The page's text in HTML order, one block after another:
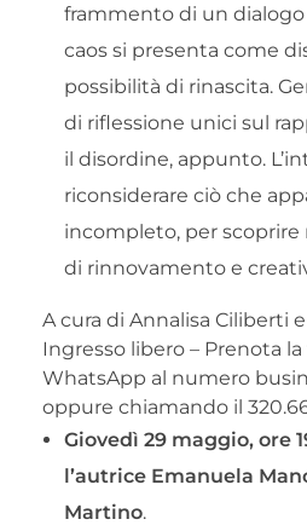
frammento di un
caos si presenta come
possibilità di rinascita.
di riflessione unici sul
il disordine, appunto.
riconsiderare ciò che
incompleto, per scoprire
di rinnovamento e
A cura di Annalisa Ciliberti
Ingresso libero – Prenota
WhatsApp al numero
oppure chiamando il
Giovedì 29 maggio, ore
l’autrice Emanuela
Martino.